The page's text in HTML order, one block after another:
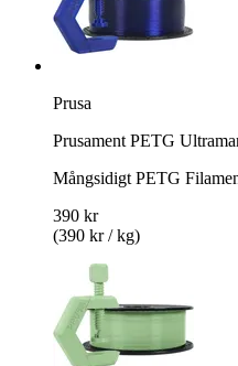
Prusa
Prusament PETG
Mångsidigt PETG
390 kr
(390 kr / kg)